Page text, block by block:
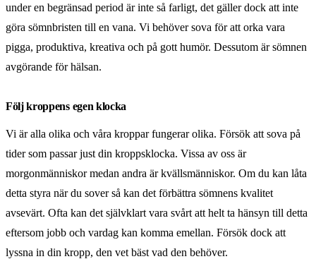
under en begränsad period är inte så farligt, det gäller dock att inte
göra sömnbristen till en vana. Vi behöver sova för att orka vara
pigga, produktiva, kreativa och på gott humör. Dessutom är sömnen
avgörande för hälsan.
Följ kroppens egen klocka
Vi är alla olika och våra kroppar fungerar olika. Försök att sova på
tider som passar just din kroppsklocka. Vissa av oss är
morgonmänniskor medan andra är kvällsmänniskor. Om du kan låta
detta styra när du sover så kan det förbättra sömnens kvalitet
avsevärt. Ofta kan det självklart vara svårt att helt ta hänsyn till detta
eftersom jobb och vardag kan komma emellan. Försök dock att
lyssna in din kropp, den vet bäst vad den behöver.